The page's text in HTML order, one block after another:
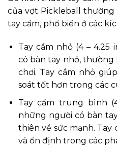
của vợt Pickleball
tay cầm, phổ biến ở các
Tay cầm nhỏ (4 – 4.25
có bàn tay nhỏ, thường
chơi. Tay cầm nhỏ
soát tốt hơn trong các
Tay cầm trung bình
những người có bàn
thiên về sức mạnh.
và ổn định trong các